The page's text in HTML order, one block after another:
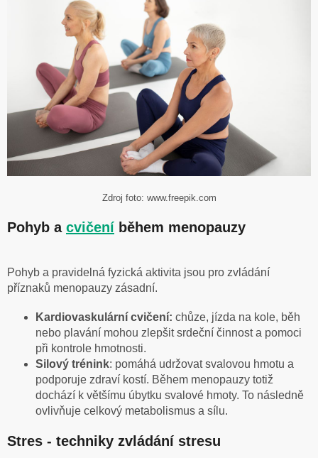
Zdroj foto: www.freepik.com
Pohyb a cvičení během menopauzy
Pohyb a pravidelná fyzická aktivita jsou pro zvládání
příznaků menopauzy zásadní.
Kardiovaskulární cvičení: chůze, jízda na kole, běh
nebo plavání mohou zlepšit srdeční činnost a pomoci
při kontrole hmotnosti.
Silový trénink: pomáhá udržovat svalovou hmotu a
podporuje zdraví kostí. Během menopauzy totiž
dochází k většímu úbytku svalové hmoty. To následně
ovlivňuje celkový metabolismus a sílu.
Stres - techniky zvládání stresu